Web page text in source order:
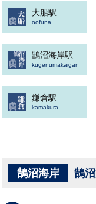
大船駅
oofuna
鵠沼海岸駅
kugenumakaigan
鎌倉駅
kamakura
鵠沼海岸
鵠